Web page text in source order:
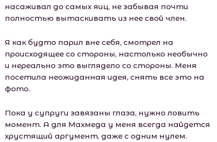
насаживал до самых яиц, не забывая почти
полностью вытаскивать из нее свой член.
Я как будто парил вне себя, смотрел на
происходящее со стороны, настолько необычно
и нереально это выглядело со стороны. Меня
посетила неожиданная идея, снять все это на
фото.
Пока у супруги завязаны глаза, нужно ловить
момент. А для Махмеда у меня всегда найдется
хрустящий аргумент, даже с одним нулем.